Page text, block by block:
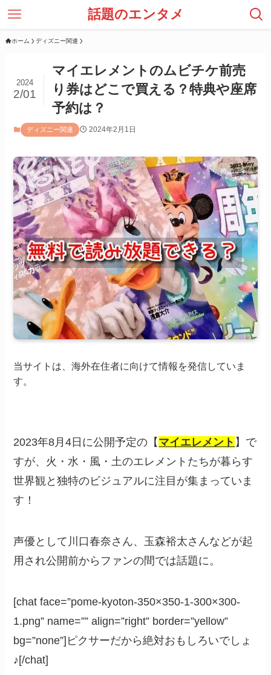
話題のエンタメ
ホーム ディズニー関連
マイエレメントのムビチケ前売
り券はどこで買える？特典や座席
予約は？
2024
2/01
ディズニー関連 2024年2月1日
当サイトは、海外在住者に向けて情報を発信していま
す。
2023年8月4日に公開予定の【 マイエレメント 】で
すが、火・水・風・土のエレメントたちが暮らす
世界観と独特のビジュアルに注目が集まっていま
す！
声優として川口春奈さん、玉森裕太さんなどが起
用され公開前からファンの間では話題に。
[chat face=”pome-kyoton-350×350-1-300×300-
1.png” name=”” align=”right” border=”yellow”
bg=”none”]ピクサーだから絶対おもしろいでしょ
♪[/chat]